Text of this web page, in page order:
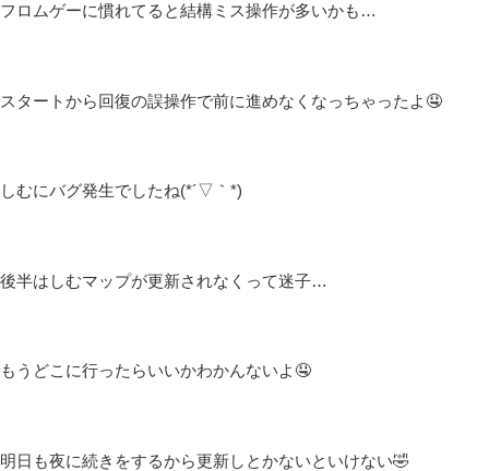
フロムゲーに慣れてると結構ミス操作が多いかも…
スタートから回復の誤操作で前に進めなくなっちゃったよ🤤
しむにバグ発生でしたね(*´▽｀*)
後半はしむマップが更新されなくって迷子…
もうどこに行ったらいいかわかんないよ🤤
明日も夜に続きをするから更新しとかないといけない🤣